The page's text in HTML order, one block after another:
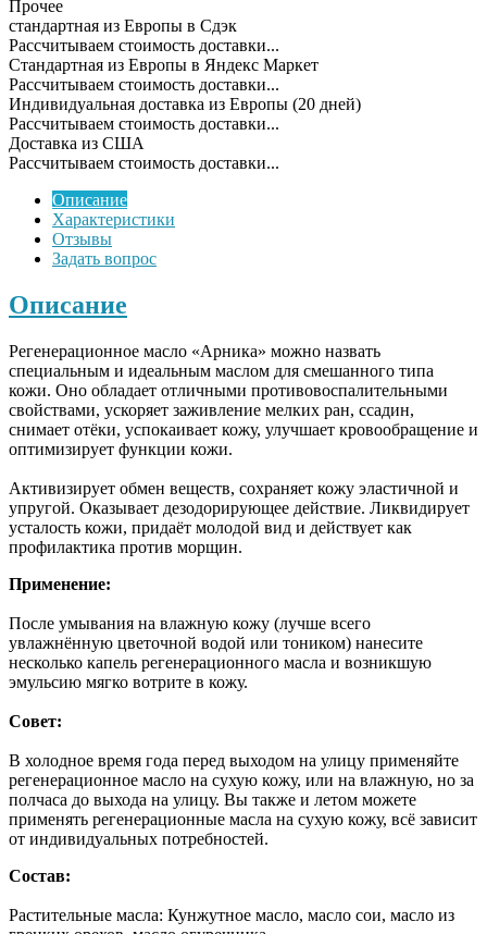
Прочее
cтандартная из Европы в Сдэк
Рассчитываем стоимость доставки...
Стандартная из Европы в Яндекс Маркет
Рассчитываем стоимость доставки...
Индивидуальная доставка из Европы (20 дней)
Рассчитываем стоимость доставки...
Доставка из США
Рассчитываем стоимость доставки...
Описание
Характеристики
Отзывы
Задать вопрос
Описание
Регенерационное масло «Арника» можно назвать
специальным и идеальным маслом для смешанного типа
кожи. Оно обладает отличными противовоспалительными
свойствами, ускоряет заживление мелких ран, ссадин,
снимает отёки, успокаивает кожу, улучшает кровообращение и
оптимизирует функции кожи.
Активизирует обмен веществ, сохраняет кожу эластичной и
упругой. Оказывает дезодорирующее действие. Ликвидирует
усталость кожи, придаёт молодой вид и действует как
профилактика против морщин.
Применение:
После умывания на влажную кожу (лучше всего
увлажнённую цветочной водой или тоником) нанесите
несколько капель регенерационного масла и возникшую
эмульсию мягко вотрите в кожу.
Совет:
В холодное время года перед выходом на улицу применяйте
регенерационное масло на сухую кожу, или на влажную, но за
полчаса до выхода на улицу. Вы также и летом можете
применять регенерационные масла на сухую кожу, всё зависит
от индивидуальных потребностей.
Состав:
Растительные масла: Кунжутное масло, масло сои, масло из